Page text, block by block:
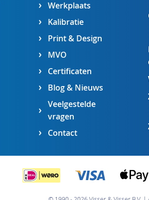
Werkplaats
Kalibratie
Print & Design
MVO
Certificaten
Blog & Nieuws
Veelgestelde
vragen
Contact